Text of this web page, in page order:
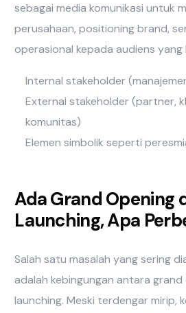
sebagai media komunikasi untuk
perusahaan, positioning brand,
operasional kepada audiens yang
Internal stakeholder
External stakeholder (partner,
komunitas)
Elemen simbolik seperti
Ada Grand Opening
Launching, Apa
Salah satu masalah yang sering
adalah kebingungan antara
launching. Meski terdengar mirip,